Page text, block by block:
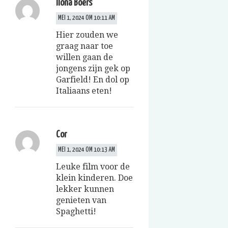
Ilona Boers
MEI 1, 2024 OM 10:11 AM
Hier zouden we
graag naar toe
willen gaan de
jongens zijn gek op
Garfield! En dol op
Italiaans eten!
Cor
MEI 1, 2024 OM 10:13 AM
Leuke film voor de
klein kinderen. Doe
lekker kunnen
genieten van
Spaghetti!